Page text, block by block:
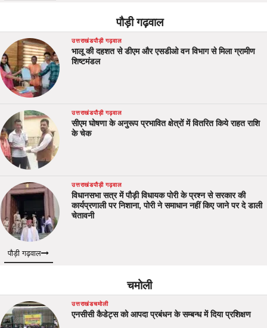
पौड़ी गढ़वाल
उत्तराखंडपौड़ी गढ़वाल
भालू की दहशत से डीएम और एसडीओ वन विभाग से मिला ग्रामीण
शिष्टमंडल
उत्तराखंडपौड़ी गढ़वाल
सीएम घोषणा के अनुरूप प्रभावित क्षेत्रों में वितरित किये राहत राशि
के चेक
उत्तराखंडपौड़ी गढ़वाल
विधानसभा सत्र में पौड़ी विधायक पोरी के प्रश्न से सरकार की
कार्यप्रणाली पर निशाना, पोरी ने समाधान नहीं किए जाने पर दे डाली
चेतावनी
पौड़ी गढ़वाल
चमोली
उत्तराखंडचमोली
एनसीसी कैडेट्स को आपदा प्रबंधन के सम्बन्ध में दिया प्रशिक्षण